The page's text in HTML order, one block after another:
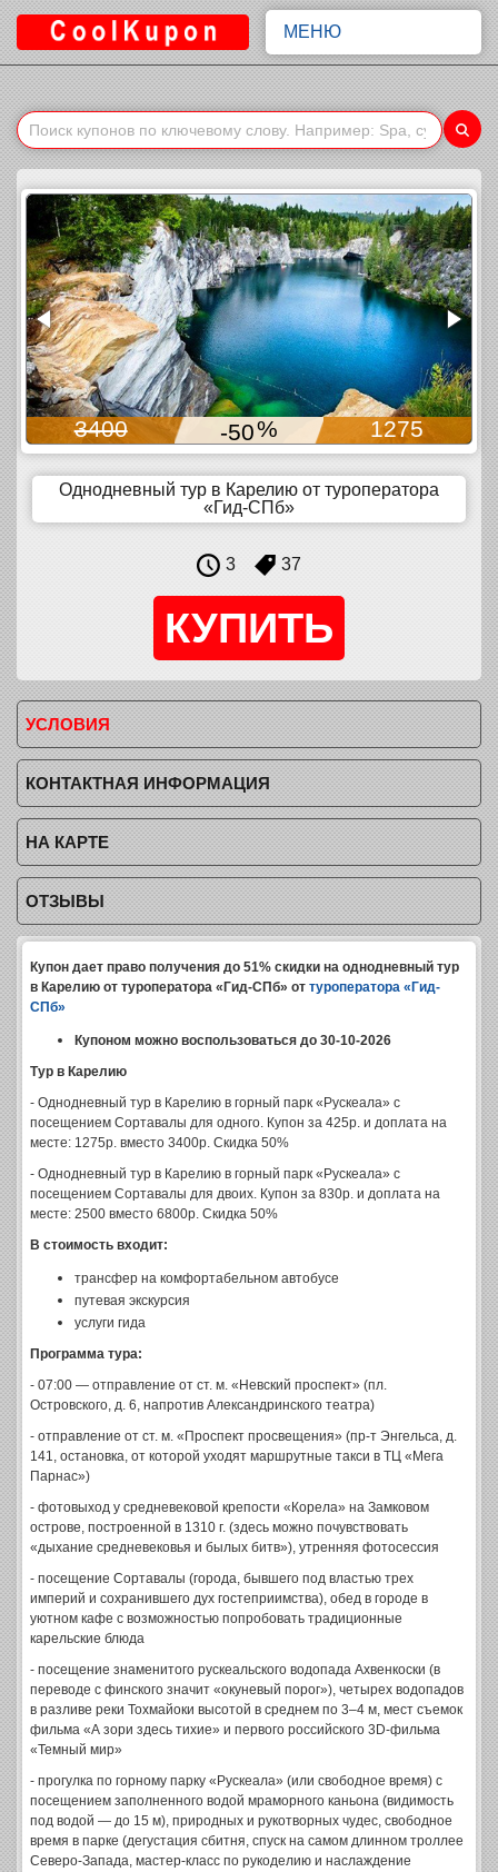
МЕНЮ
3400 -50% 1275
Однодневный тур в Карелию от туроператора
«Гид-СПб»
3 37
УСЛОВИЯ
КОНТАКТНАЯ ИНФОРМАЦИЯ
НА КАРТЕ
ОТЗЫВЫ
Купон дает право получения до 51% скидки на однодневный тур
в Карелию от туроператора «Гид-СПб» от туроператора «Гид-
СПб»
Купоном можно воспользоваться до 30-10-2026
Тур в Карелию
- Однодневный тур в Карелию в горный парк «Рускеала» с
посещением Сортавалы для одного. Купон за 425р. и доплата на
месте: 1275р. вместо 3400р. Скидка 50%
- Однодневный тур в Карелию в горный парк «Рускеала» с
посещением Сортавалы для двоих. Купон за 830р. и доплата на
месте: 2500 вместо 6800р. Скидка 50%
В стоимость входит:
трансфер на комфортабельном автобусе
путевая экскурсия
услуги гида
Программа тура:
- 07:00 — отправление от ст. м. «Невский проспект» (пл.
Островского, д. 6, напротив Александринского театра)
- отправление от ст. м. «Проспект просвещения» (пр-т Энгельса, д.
141, остановка, от которой уходят маршрутные такси в ТЦ «Мега
Парнас»)
- фотовыход у средневековой крепости «Корела» на Замковом
острове, построенной в 1310 г. (здесь можно почувствовать
«дыхание средневековья и былых битв»), утренняя фотосессия
- посещение Сортавалы (города, бывшего под властью трех
империй и сохранившего дух гостеприимства), обед в городе в
уютном кафе с возможностью попробовать традиционные
карельские блюда
- посещение знаменитого рускеальского водопада Ахвенкоски (в
переводе с финского значит «окуневый порог»), четырех водопадов
в разливе реки Тохмайоки высотой в среднем по 3–4 м, мест съемок
фильма «А зори здесь тихие» и первого российского 3D-фильма
«Темный мир»
- прогулка по горному парку «Рускеала» (или свободное время) с
посещением заполненного водой мраморного каньона (видимость
под водой — до 15 м), природных и рукотворных чудес, свободное
время в парке (дегустация сбитня, спуск на самом длинном троллее
Северо-Запада, мастер-класс по рукоделию и наслаждение